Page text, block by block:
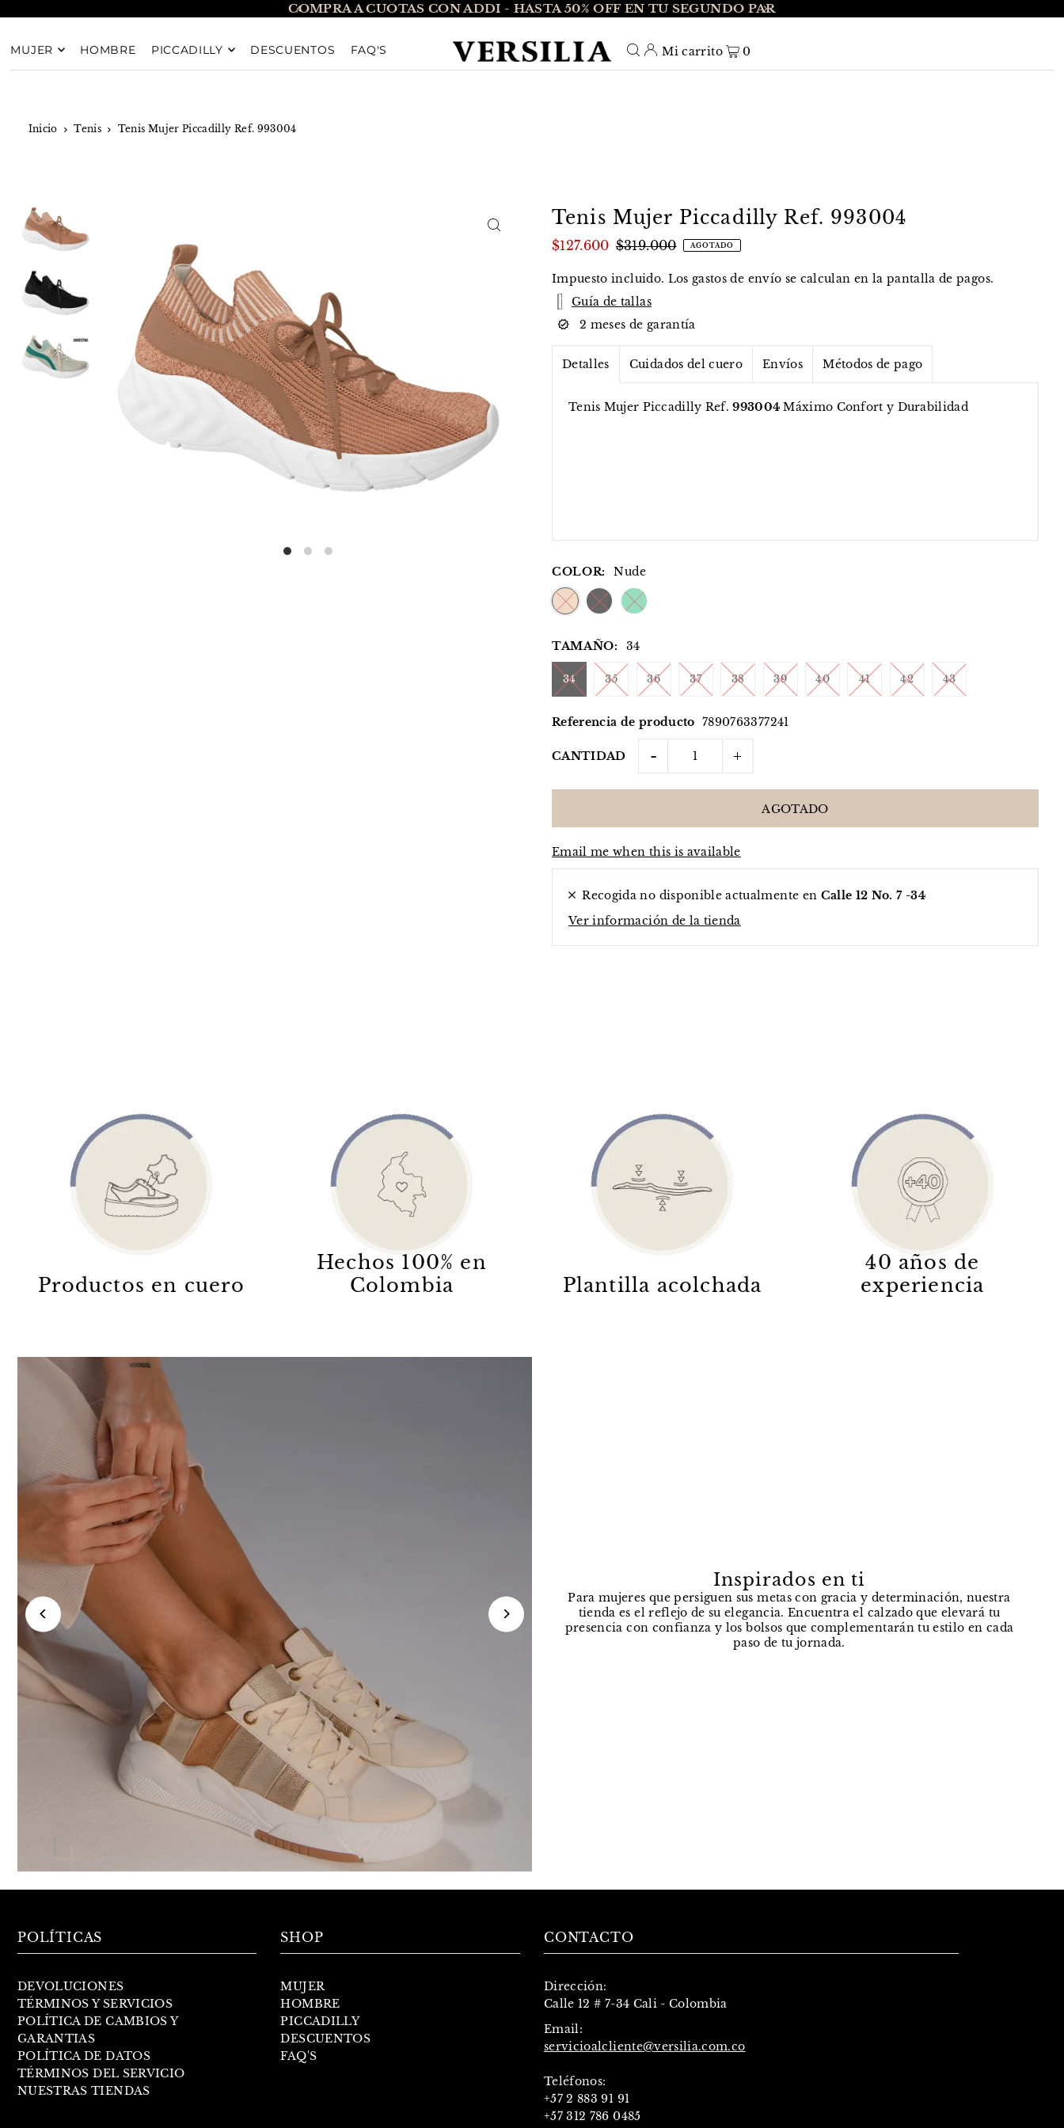
TRANSLATION MISSING: ES.ACCESSIBILITY.SKIP_TO_TEXT
COMPRA A CUOTAS CON ADDI - HASTA 50% OFF EN TU SEGUNDO PAR
MUJER HOMBRE PICCADILLY DESCUENTOS FAQ'S Mi carrito 0
Inicio Tenis Tenis Mujer Piccadilly Ref. 993004
Tenis Mujer Piccadilly Ref. 993004
$127.600 $319.000 AGOTADO
Impuesto incluido. Los gastos de envío se calculan en la pantalla de pagos.
Guía de tallas
2 meses de garantía
Detalles Cuidados del cuero Envíos Métodos de pago
Tenis Mujer Piccadilly Ref.993004 Máximo Confort y Durabilidad
COLOR: Nude
TAMAÑO: 34
34 35 36 37 38 39 40 41 42 43
Referencia de producto 7890763377241
CANTIDAD - +
Email me when this is available
Recogida no disponible actualmente en Calle 12 No. 7 -34
Ver información de la tienda
Productos en cuero
Hechos 100% en
Colombia
Plantilla acolchada
40 años de
experiencia
Inspirados en ti
Para mujeres que persiguen sus metas con gracia y determinación, nuestra
tienda es el reflejo de su elegancia. Encuentra el calzado que elevará tu
presencia con confianza y los bolsos que complementarán tu estilo en cada
paso de tu jornada.
POLÍTICAS
DEVOLUCIONES
TÉRMINOS Y SERVICIOS
POLÍTICA DE CAMBIOS Y
GARANTIAS
POLÍTICA DE DATOS
TÉRMINOS DEL SERVICIO
NUESTRAS TIENDAS
SHOP
MUJER
HOMBRE
PICCADILLY
DESCUENTOS
FAQ'S
CONTACTO
Dirección:
Calle 12 # 7-34 Cali - Colombia
Email:
servicioalcliente@versilia.com.co
Teléfonos:
+57 2 883 91 91
+57 312 786 0485